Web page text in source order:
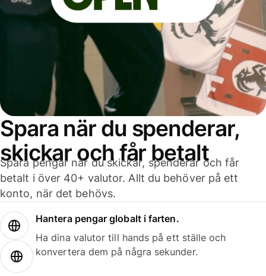
Spara när du spenderar,
skickar och får betalt
Spara pengar när du skickar, spenderar och får
betalt i över 40+ valutor. Allt du behöver på ett
konto, när det behövs.
Hantera pengar globalt i farten.
Ha dina valutor till hands på ett ställe och
konvertera dem på några sekunder.